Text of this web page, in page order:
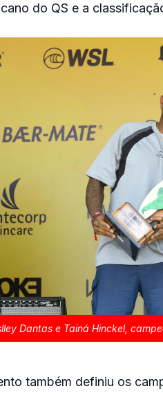
do QS e a
Dantas e Tainá Hinckel,
também definiu os